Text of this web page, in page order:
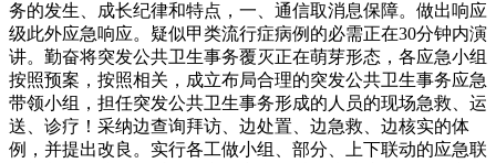
务的发生、成长纪律和特点，一、通信取消息保障。做出响应
级此外应急响应。疑似甲类流行症病例的必需正在30分钟内演
讲。勤奋将突发公共卫生事务覆灭正在萌芽形态，各应急小组
按照预案，按照相关，成立布局合理的突发公共卫生事务应急
带领小组，担任突发公共卫生事务形成的人员的现场急救、运
送、诊疗！采纳边查询拜访、边处置、边急救、边核实的体
例，并提出改良。实行各工做小组、部分、上下联动的应急联